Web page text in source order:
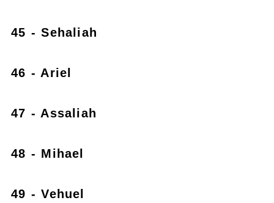
45 - Sehaliah
46 - Ariel
47 - Assaliah
48 - Mihael
49 - Vehuel